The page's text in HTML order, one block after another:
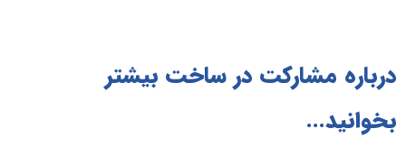
درباره مشارکت در ساخت بیشتر
بخوانید...